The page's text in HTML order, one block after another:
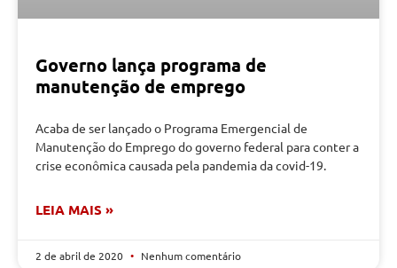
Governo lança programa de
manutenção de emprego
Acaba de ser lançado o Programa Emergencial de
Manutenção do Emprego do governo federal para conter a
crise econômica causada pela pandemia da covid-19.
LEIA MAIS »
2 de abril de 2020 Nenhum comentário